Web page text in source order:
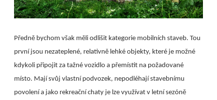
Předně bychom však měli odlišit kategorie mobilních staveb. Tou
první jsou nezateplené, relativně lehké objekty, které je možné
kdykoli připojit za tažné vozidlo a přemístit na požadované
místo. Mají svůj vlastní podvozek, nepodléhají stavebnímu
povolení a jako rekreační chaty je lze využívat v letní sezóně